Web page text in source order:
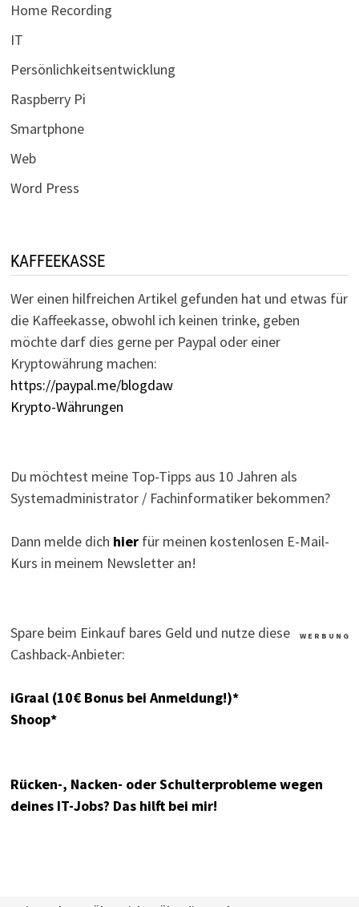
Home Recording
IT
Persönlichkeitsentwicklung
Raspberry Pi
Smartphone
Web
Word Press
KAFFEEKASSE
Wer einen hilfreichen Artikel gefunden hat und etwas für
die Kaffeekasse, obwohl ich keinen trinke, geben
möchte darf dies gerne per Paypal oder einer
Kryptowährung machen:
https://paypal.me/blogdaw
Krypto-Währungen
Du möchtest meine Top-Tipps aus 10 Jahren als
Systemadministrator / Fachinformatiker bekommen?
Dann melde dich hierfür meinen kostenlosen E-Mail-
Kurs in meinem Newsletter an!
W E R B U N G
Spare beim Einkauf bares Geld und nutze diese
Cashback-Anbieter:
iGraal (10€ Bonus bei Anmeldung!)*
Shoop*
Rücken-, Nacken- oder Schulterprobleme wegen
deines IT-Jobs? Das hilft bei mir!